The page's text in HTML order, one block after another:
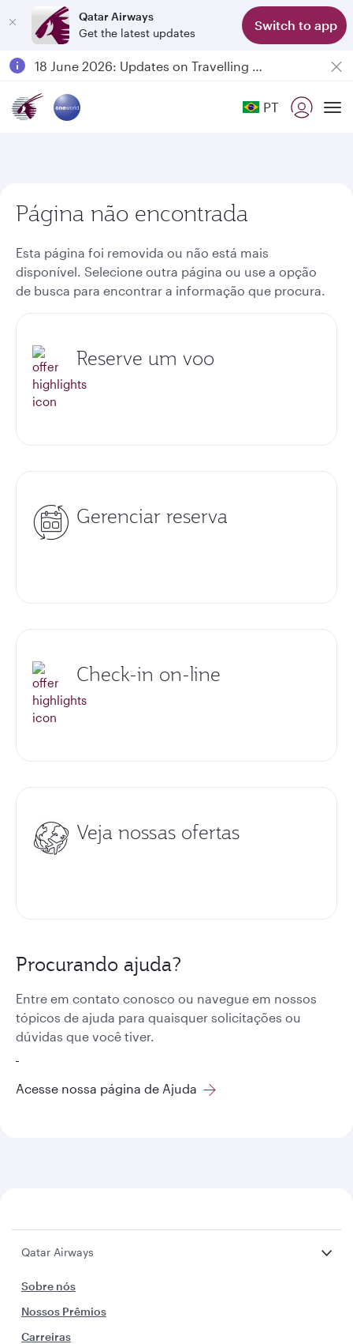
Qatar Airways
Get the latest updates
Switch to app
Passengers flying between Doha and Auckland on QR914 and QR915
18 June 2026: Updates on Travelling with Power Banks
Qatar Airways Expands Global Network to over 160 Destinations PT
Página não encontrada
Esta página foi removida ou não está mais
disponível. Selecione outra página ou use a opção
de busca para encontrar a informação que procura.
Reserve um voo
Gerenciar reserva
Check-in on-line
Veja nossas ofertas
Procurando ajuda?
Entre em contato conosco ou navegue em nossos
tópicos de ajuda para quaisquer solicitações ou
dúvidas que você tiver.
Acesse nossa página de Ajuda
Qatar Airways
Sobre nós
Nossos Prêmios
Carreiras